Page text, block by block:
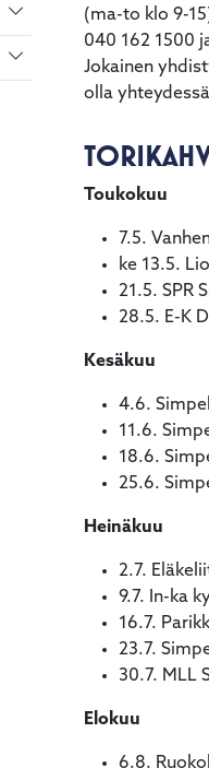
Vaihda alasvetovalikkoa
Vaihda alasvetovalikkoa
(ma-to klo 9-
040 162 1500
Jokainen
olla
Toukokuu
7.5.
ke 13.5.
21.5. SPR
28.5. E-K
Kesäkuu
4.6.
11.6.
18.6.
25.6.
Heinäkuu
2.7.
9.7.
In-ka
16.7.
23.7.
30.7. MLL
Elokuu
6.8.